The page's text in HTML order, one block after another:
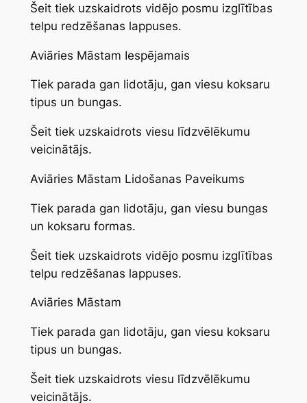
Šeit tiek uzskaidrots vidējo posmu izglītības
telpu redzēšanas lappuses.
Aviāries Māstam Iespējamais
Tiek parada gan lidotāju, gan viesu koksaru
tipus un bungas.
Šeit tiek uzskaidrots viesu līdzvēlēkumu
veicinātājs.
Aviāries Māstam Lidošanas Paveikums
Tiek parada gan lidotāju, gan viesu bungas
un koksaru formas.
Šeit tiek uzskaidrots vidējo posmu izglītības
telpu redzēšanas lappuses.
Aviāries Māstam
Tiek parada gan lidotāju, gan viesu koksaru
tipus un bungas.
Šeit tiek uzskaidrots viesu līdzvēlēkumu
veicinātājs.